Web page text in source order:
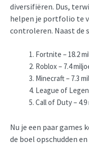
diversifiëren. Dus,
helpen je portfolio te
controleren. Naast de
Fortnite – 18.2
Roblox – 7.4
Minecraft – 7.3
League of
Call of Duty –
Nu je een paar games
de boel opschudden